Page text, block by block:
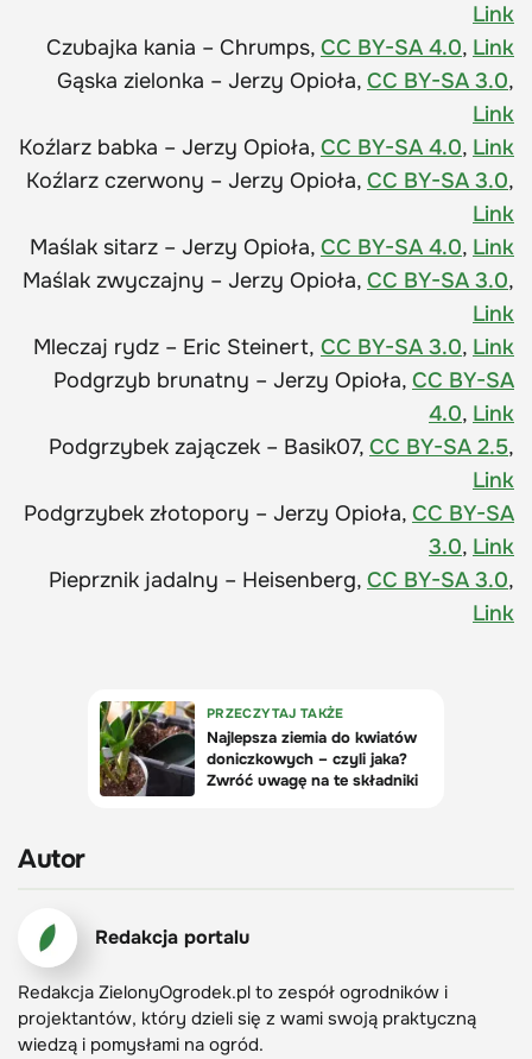
Link
Czubajka kania – Chrumps, CC BY-SA 4.0, Link
Gąska zielonka – Jerzy Opioła, CC BY-SA 3.0,
Link
Koźlarz babka – Jerzy Opioła, CC BY-SA 4.0, Link
Koźlarz czerwony – Jerzy Opioła, CC BY-SA 3.0,
Link
Maślak sitarz – Jerzy Opioła, CC BY-SA 4.0, Link
Maślak zwyczajny – Jerzy Opioła, CC BY-SA 3.0,
Link
Mleczaj rydz – Eric Steinert, CC BY-SA 3.0, Link
Podgrzyb brunatny – Jerzy Opioła, CC BY-SA
4.0, Link
Podgrzybek zajączek – Basik07, CC BY-SA 2.5,
Link
Podgrzybek złotopory – Jerzy Opioła, CC BY-SA
3.0, Link
Pieprznik jadalny – Heisenberg, CC BY-SA 3.0,
Link
Autor
Redakcja portalu
Redakcja ZielonyOgrodek.pl to zespół ogrodników i
projektantów, który dzieli się z wami swoją praktyczną
wiedzą i pomysłami na ogród.